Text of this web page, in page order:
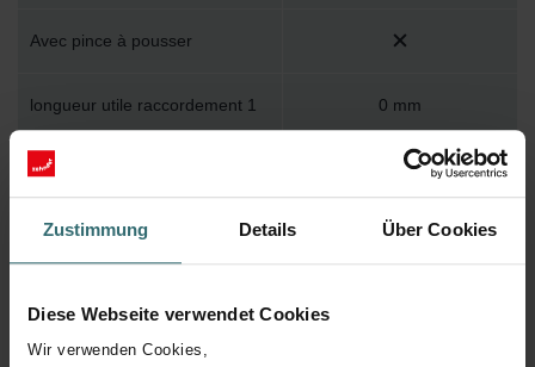
Zustimmung Details Über Cookies
Diese Webseite verwendet Cookies
Wir verwenden Cookies,
Avec pince à pousser
longueur utile raccordement 1 0 mm
longueur 122 mm
Classe d'étanchéité à l'air selon
EN 1751
Réduction de tuyau